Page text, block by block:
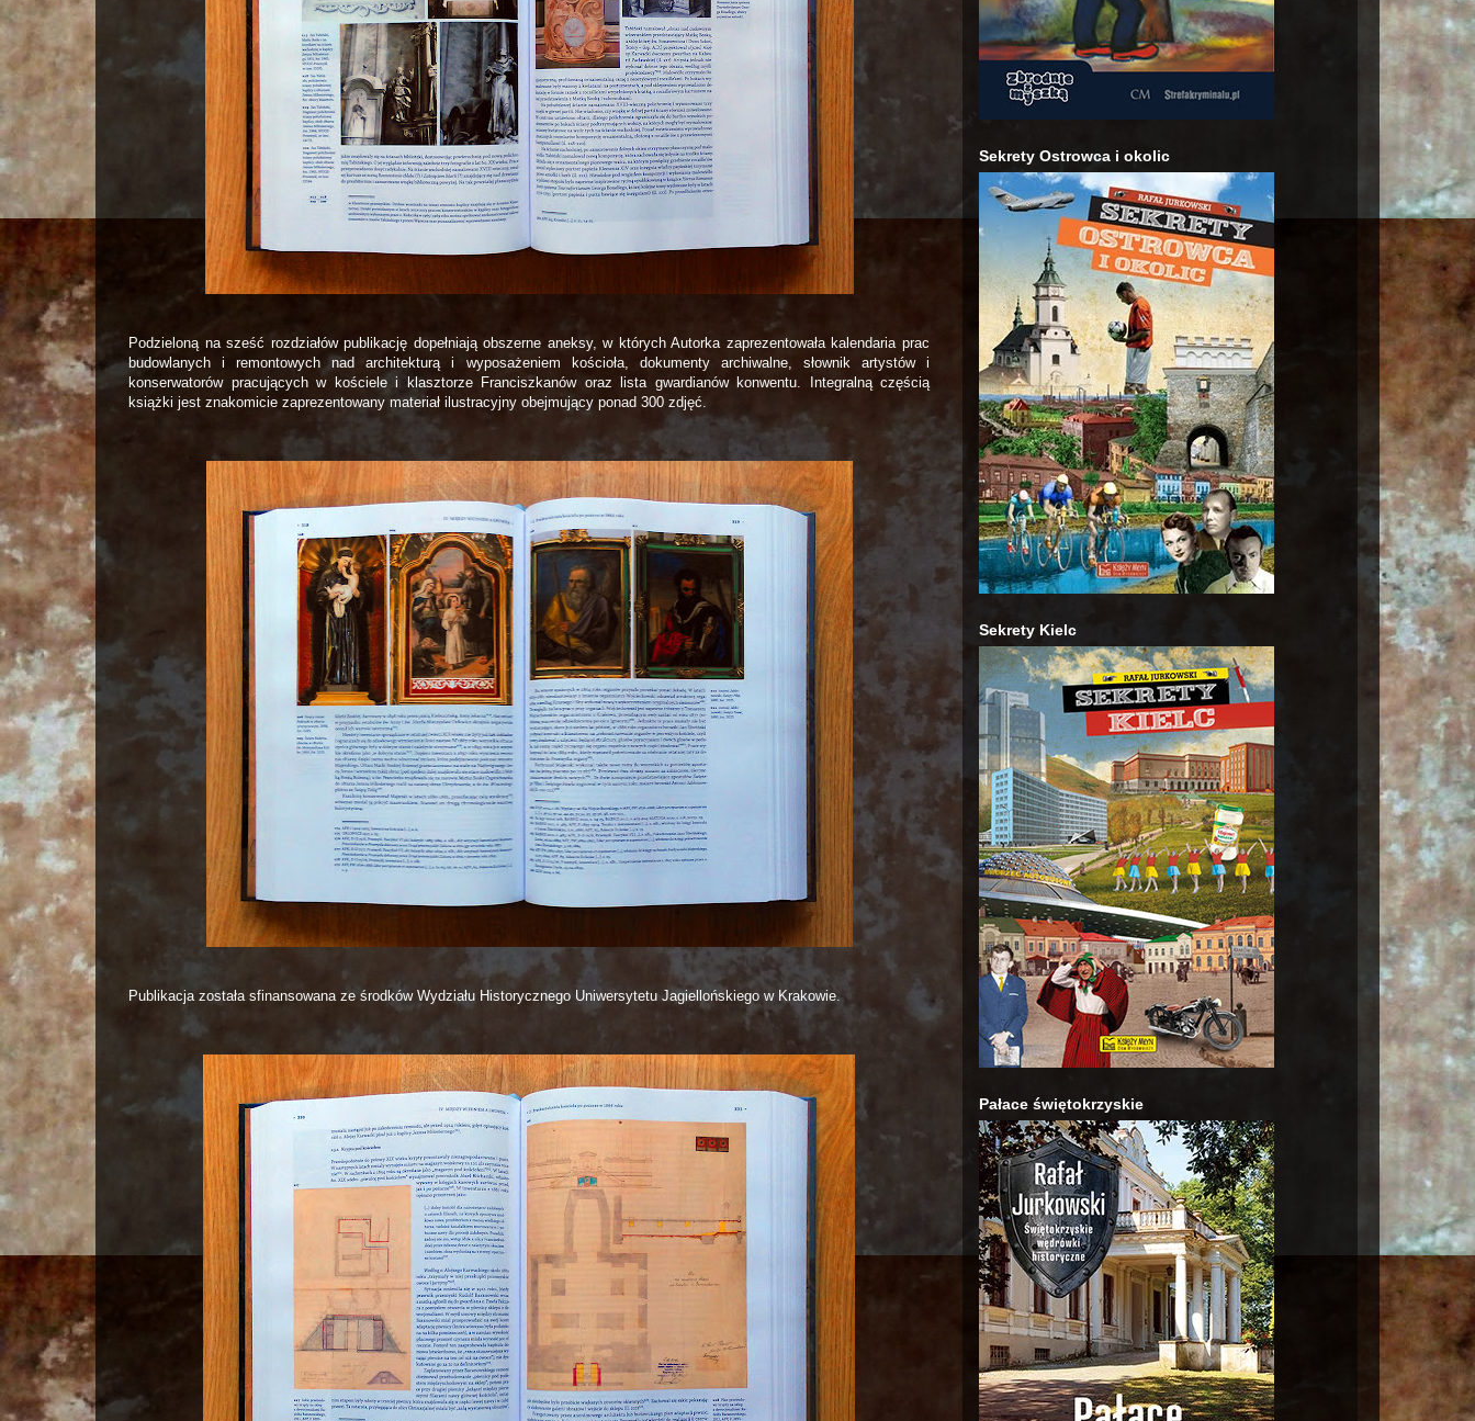
Podzieloną na sześć rozdziałów publikację dopełniają obszerne aneksy, w których Autorka zaprezentowała kalendaria prac
budowlanych i remontowych nad architekturą i wyposażeniem kościoła, dokumenty archiwalne, słownik artystów i
konserwatorów pracujących w kościele i klasztorze Franciszkanów oraz lista gwardianów konwentu. Integralną częścią
książki jest znakomicie zaprezentowany materiał ilustracyjny obejmujący ponad 300 zdjęć.
Publikacja została sfinansowana ze środków Wydziału Historycznego Uniwersytetu Jagiellońskiego w Krakowie.
Sekrety Ostrowca i okolic
Sekrety Kielc
Pałace świętokrzyskie